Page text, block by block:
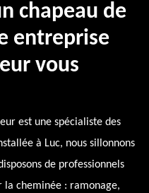
chapeau de
entreprise
vous
est une spécialiste des
à Luc, nous sillonnons
de professionnels
la cheminée : ramonage,